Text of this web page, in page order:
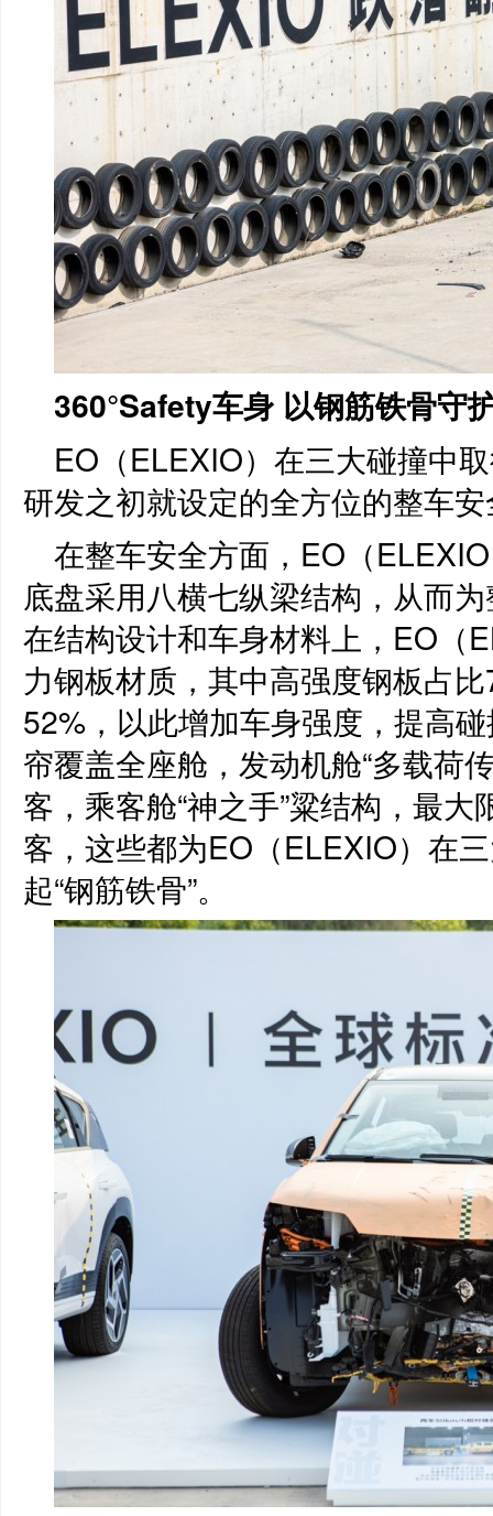
360°Safety车身 以钢筋铁骨守
EO（ELEXIO）在三大碰撞中
研发之初就设定的全方位的整车
在整车安全方面，EO（
底盘采用八横七纵梁结构，从而
在结构设计和车身材料上，EO（
力钢板材质，其中高强度钢板占
52%，以此增加车身强度，提高
帘覆盖全座舱，发动机舱“多载荷
客，乘客舱“神之手”粱结构，最
客，这些都为EO（ELEXIO）在
起“钢筋铁骨”。